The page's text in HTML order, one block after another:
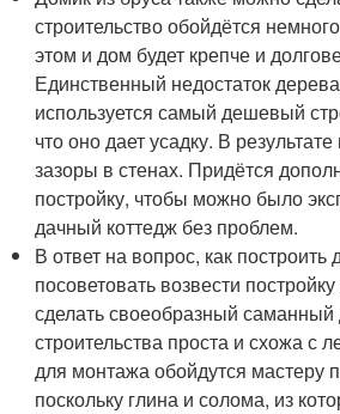
строительство обойдётся
этом и дом будет крепче и
Единственный недостаток
используется самый дешевый
что оно дает усадку. В
зазоры в стенах. Придётся
постройку, чтобы можно было
дачный коттедж без проблем.
В ответ на вопрос, как
посоветовать возвести
сделать своеобразный саманный
строительства проста и схожа с
для монтажа обойдутся мастеру
поскольку глина и солома, из